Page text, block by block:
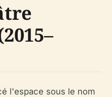
l'espace sous le nom